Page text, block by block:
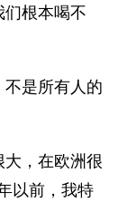
根本喝不
是所有人的
，在欧洲很
以前，我特